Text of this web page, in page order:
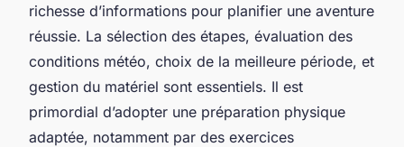
richesse d’informations pour planifier une aventure
réussie. La sélection des étapes, évaluation des
conditions météo, choix de la meilleure période, et
gestion du matériel sont essentiels. Il est
primordial d’adopter une préparation physique
adaptée, notamment par des exercices